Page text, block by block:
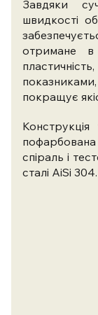
Завдяки
швидкості
отримане в
покращує
Конструкція
спіраль і
сталі AiSi 304.